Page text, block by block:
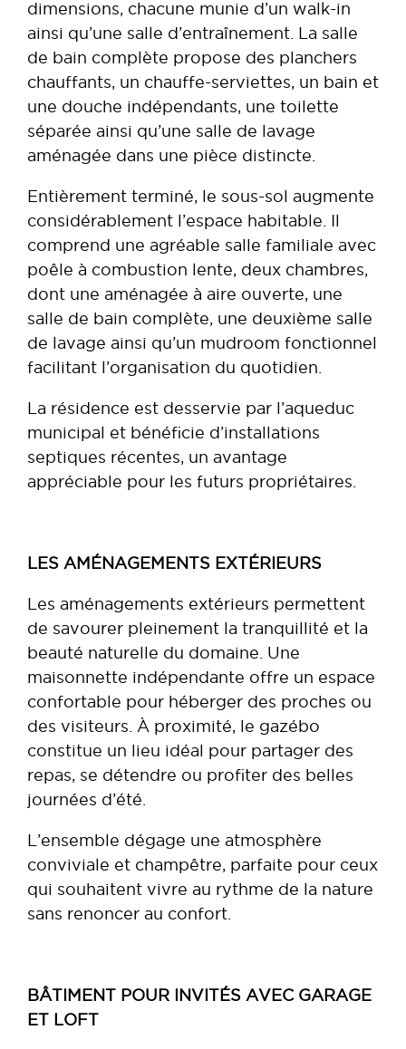
dimensions, chacune munie d’un walk-in
ainsi qu’une salle d’entraînement. La salle
de bain complète propose des planchers
chauffants, un chauffe-serviettes, un bain et
une douche indépendants, une toilette
séparée ainsi qu’une salle de lavage
aménagée dans une pièce distincte.
Entièrement terminé, le sous-sol augmente
considérablement l’espace habitable. Il
comprend une agréable salle familiale avec
poêle à combustion lente, deux chambres,
dont une aménagée à aire ouverte, une
salle de bain complète, une deuxième salle
de lavage ainsi qu’un mudroom fonctionnel
facilitant l’organisation du quotidien.
La résidence est desservie par l’aqueduc
municipal et bénéficie d’installations
septiques récentes, un avantage
appréciable pour les futurs propriétaires.
LES AMÉNAGEMENTS EXTÉRIEURS
Les aménagements extérieurs permettent
de savourer pleinement la tranquillité et la
beauté naturelle du domaine. Une
maisonnette indépendante offre un espace
confortable pour héberger des proches ou
des visiteurs. À proximité, le gazébo
constitue un lieu idéal pour partager des
repas, se détendre ou profiter des belles
journées d’été.
L’ensemble dégage une atmosphère
conviviale et champêtre, parfaite pour ceux
qui souhaitent vivre au rythme de la nature
sans renoncer au confort.
BÂTIMENT POUR INVITÉS AVEC GARAGE
ET LOFT